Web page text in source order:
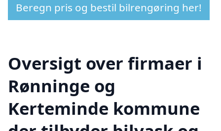
Beregn pris og bestil bilrengøring her!
Oversigt over firmaer i
Rønninge og
Kerteminde kommune